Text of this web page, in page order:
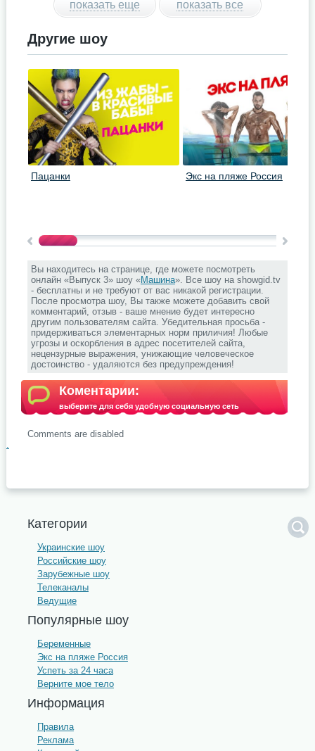
показать еще показать все
Другие шоу
Пацанки Экс на пляже Россия
Вы находитесь на странице, где можете посмотреть
онлайн «Выпуск 3» шоу «Машина». Все шоу на showgid.tv
- бесплатны и не требуют от вас никакой регистрации.
После просмотра шоу, Вы также можете добавить свой
комментарий, отзыв - ваше мнение будет интересно
другим пользователям сайта. Убедительная просьба -
придерживаться элементарных норм приличия! Любые
угрозы и оскорбления в адрес посетителей сайта,
нецензурные выражения, унижающие человеческое
достоинство - удаляются без предупреждения!
Коментарии:
выберите для себя удобную социальную сеть
Comments are disabled
.
Категории
Украинские шоу
Российские шоу
Зарубежные шоу
Телеканалы
Ведущие
Популярные шоу
Беременные
Экс на пляже Россия
Успеть за 24 часа
Верните мое тело
Информация
Правила
Реклама